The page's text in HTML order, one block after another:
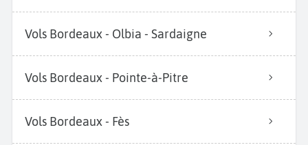
Vols Bordeaux - Olbia - Sardaigne
Vols Bordeaux - Pointe-à-Pitre
Vols Bordeaux - Fès